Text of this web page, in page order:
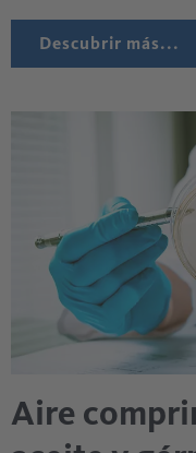
Descubrir más...
Aire